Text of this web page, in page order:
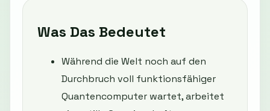
Was Das Bedeutet
Während die Welt noch auf den
Durchbruch voll funktionsfähiger
Quantencomputer wartet, arbeitet